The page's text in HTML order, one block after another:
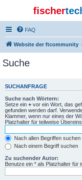
fischer
FAQ
Website der ftcommunity
Suche
SUCHANFRAGE
Suche nach Wörtern:
Setze ein + vor ein Wort, das
gefunden werden darf.
Klammer, wenn nur eines der
Platzhalter für teilweise
Nach allen Begriffen
Nach einem Begriff suchen
Zu suchender Autor:
Benutze ein * als Platzhalter für